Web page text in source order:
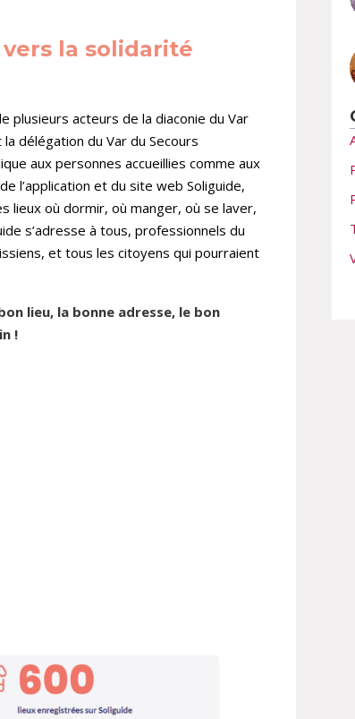
la solidarité
plusieurs acteurs de la diaconie du Var
délégation du Var du Secours
aux personnes accueillies comme aux
l’application et du site web Soliguide,
lieux où dormir, où manger, où se laver,
s’adresse à tous, professionnels du
et tous les citoyens qui pourraient
lieu, la bonne adresse, le bon
!